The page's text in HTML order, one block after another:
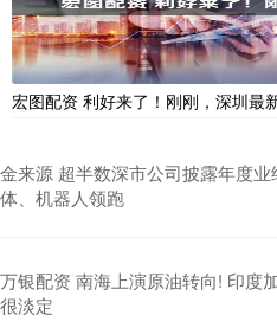
宏图配资 利好来了！刚刚，深圳最
金来源 超半数深市公司披露年度
体、机器人领跑
万银配资 南海上演原油转向! 印度
很淡定